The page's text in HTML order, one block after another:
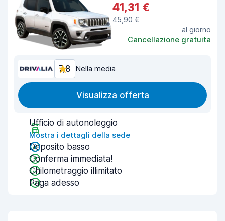
41,31 €
45,90 €
al giorno
Cancellazione gratuita
7,8 Nella media
Visualizza offerta
Ufficio di autonoleggio
Mostra i dettagli della sede
Deposito basso
Conferma immediata!
Chilometraggio illimitato
Paga adesso